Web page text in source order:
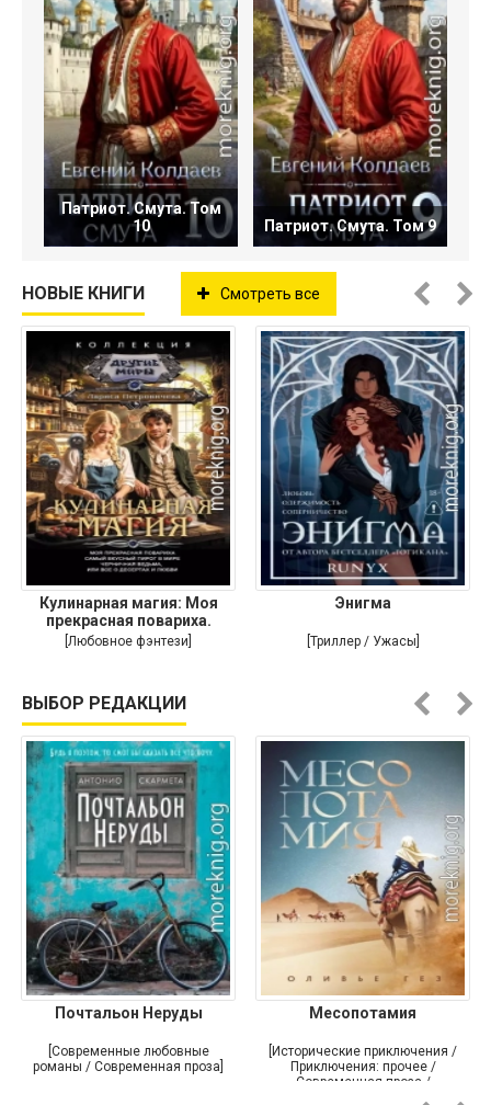
Патриот. Смута. Том
10
Патриот. Смута. Том 9
НОВЫЕ КНИГИ Смотреть все
Кулинарная магия: Моя
прекрасная повариха.
Самый
[Любовное фэнтези]
Энигма
[Триллер / Ужасы]
ВЫБОР РЕДАКЦИИ
Почтальон Неруды
[Современные любовные
романы / Современная проза]
Месопотамия
[Исторические приключения /
Приключения: прочее /
Современная проза /